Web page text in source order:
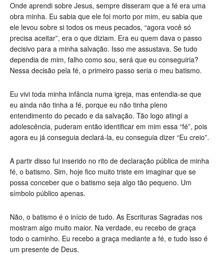
Onde aprendi sobre Jesus, sempre disseram que a fé era uma
obra minha. Eu sabia que ele foi morto por mim, eu sabia que
ele levou sobre si todos os meus pecados, “agora você só
precisa aceitar”, era o que diziam. Era eu quem dava o passo
decisivo para a minha salvação. Isso me assustava. Se tudo
dependia de mim, falho como sou, será que eu conseguiria?
Nessa decisão pela fé, o primeiro passo seria o meu batismo.
Eu vivi toda minha infância numa igreja, mas entendia-se que
eu ainda não tinha a fé, porque eu não tinha pleno
entendimento do pecado e da salvação. Tão logo atingi a
adolescência, puderam então identificar em mim essa “fé”, pois
agora eu já conseguia declará-la, eu conseguia dizer “Eu creio”.
A partir disso fui inserido no rito de declaração pública de minha
fé, o batismo. Sim, hoje fico muito triste em imaginar que se
possa conceber que o batismo seja algo tão pequeno. Um
símbolo público apenas.
Não, o batismo é o início de tudo. As Escrituras Sagradas nos
mostram algo muito maior. Na verdade, eu recebo de graça
todo o caminho. Eu recebo a graça mediante a fé, e tudo isso é
um presente de Deus.